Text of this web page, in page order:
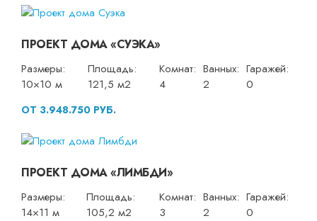
ПРОЕКТ ДОМА «СУЭКА»
Размеры:
10×10 м
Площадь:
121,5 м2
Комнат:
4
Ванных:
2
Гаражей:
0
ОТ 3.948.750 РУБ.
ПРОЕКТ ДОМА «ЛИМБДИ»
Размеры:
14×11 м
Площадь:
105,2 м2
Комнат:
3
Ванных:
2
Гаражей:
0